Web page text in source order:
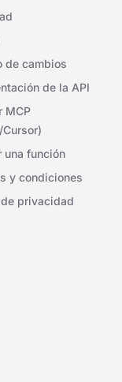
de cambios
de la API
MCP
una función
y condiciones
privacidad